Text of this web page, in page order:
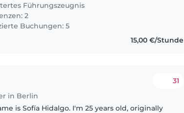
Führungszeugnis
2
Buchungen: 5
15,00 €/Stunde
in Berlin
31
is Sofía Hidalgo. I'm 25 years old, originally